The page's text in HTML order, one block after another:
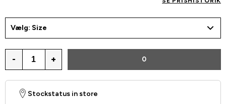
Vælg: Size
- + 0
Stockstatus in store